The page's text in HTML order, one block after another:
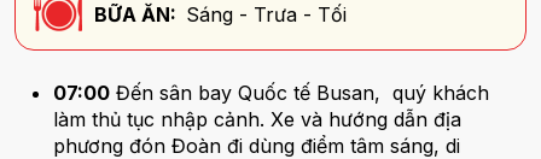
BỮA ĂN: Sáng - Trưa - Tối
07:00 Đến sân bay Quốc tế Busan, quý khách
làm thủ tục nhập cảnh. Xe và hướng dẫn địa
phương đón Đoàn đi dùng điểm tâm sáng, di